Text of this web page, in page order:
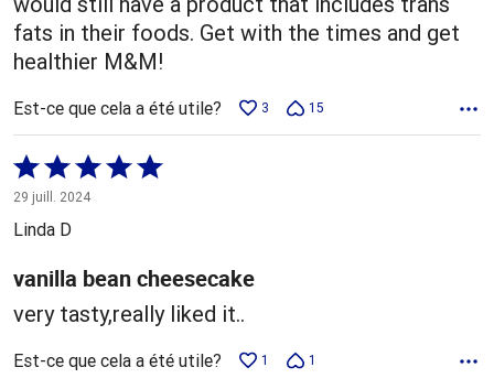
fats in their foods. Get with the times and get
healthier M&M!
Est-ce que cela a été utile? 3 15
Coté
5 sur
5
29 juill. 2024
Linda D
vanilla bean cheesecake
very tasty,really liked it..
Est-ce que cela a été utile? 1 1